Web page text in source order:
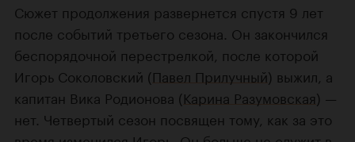
Сюжет продолжения развернется спустя 9 лет
после событий третьего сезона. Он закончился
беспорядочной перестрелкой, после которой
Игорь Соколовский (Павел Прилучный) выжил, а
капитан Вика Родионова (Карина Разумовская) —
нет. Четвертый сезон посвящен тому, как за это